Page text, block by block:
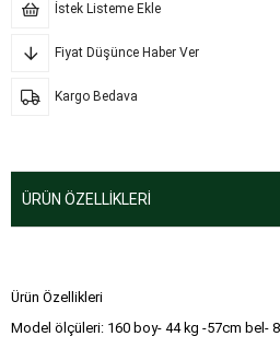
İstek Listeme Ekle
Fiyat Düşünce Haber Ver
Kargo Bedava
ÜRÜN ÖZELLIKLERI
Ürün Özellikleri
Model ölçüleri: 160 boy- 44 kg -57cm bel-